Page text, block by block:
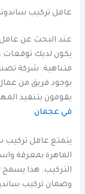
عامل تركيب
عند البحث عن
يكون لديك توقعات
متناهية. شركة
بوجود فريق من
يقومون بتنفيذ
في عجمان
يتمتع عامل تركيب
الماهرة بمعرفة
التركيب. هذا يسمح
وضمان تركيب